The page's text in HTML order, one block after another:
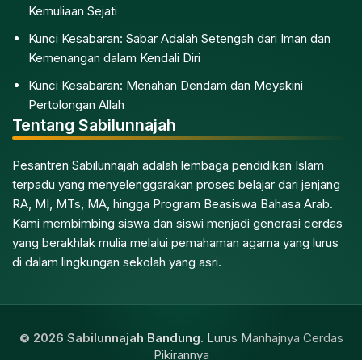
Kemuliaan Sejati
Kunci Kesabaran: Sabar Adalah Setengah dari Iman dan
Kemenangan dalam Kendali Diri
Kunci Kesabaran: Menahan Dendam dan Meyakini
Pertolongan Allah
Tentang Sabilunnajah
Pesantren Sabilunnajah adalah lembaga pendidikan Islam
terpadu yang menyelenggarakan proses belajar dari jenjang
RA, MI, MTs, MA, hingga Program Beasiswa Bahasa Arab.
Kami membimbing siswa dan siswi menjadi generasi cerdas
yang berakhlak mulia melalui pemahaman agama yang lurus
di dalam lingkungan sekolah yang asri.
© 2026 Sabilunnajah Bandung. Lurus Manhajnya Cerdas
Pikirannya